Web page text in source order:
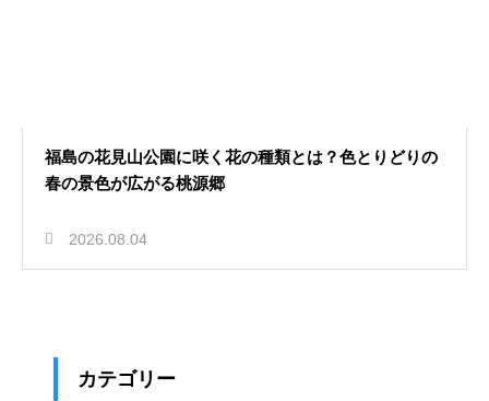
福島の花見山公園に咲く花の種類とは？色とりどりの
春の景色が広がる桃源郷
2026.08.04
カテゴリー